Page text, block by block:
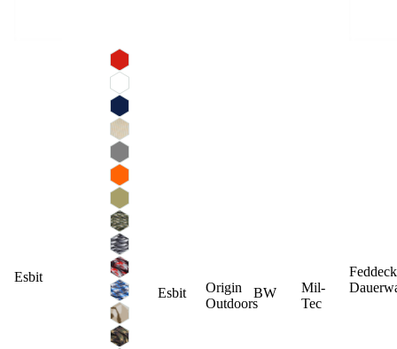
Esbit
Esbit
Origin
Outdoors
BW
Mil-
Tec
Feddeck